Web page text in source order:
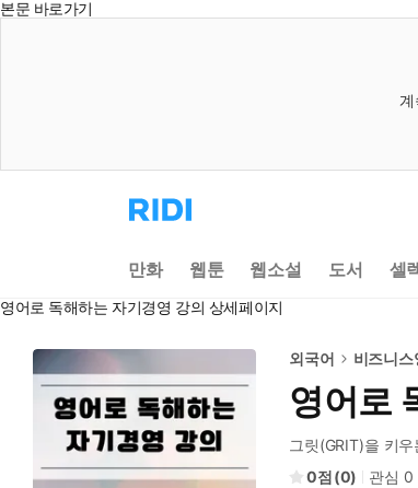
본문 바로가기
리
디
으
로
동
만화 웹툰 웹소설 도서 셀
영어로 독해하는 자기경영 강의 상세페이지
외국어 비즈니스
영어로
그릿(GRIT)을 키
0
(0) 관심 0